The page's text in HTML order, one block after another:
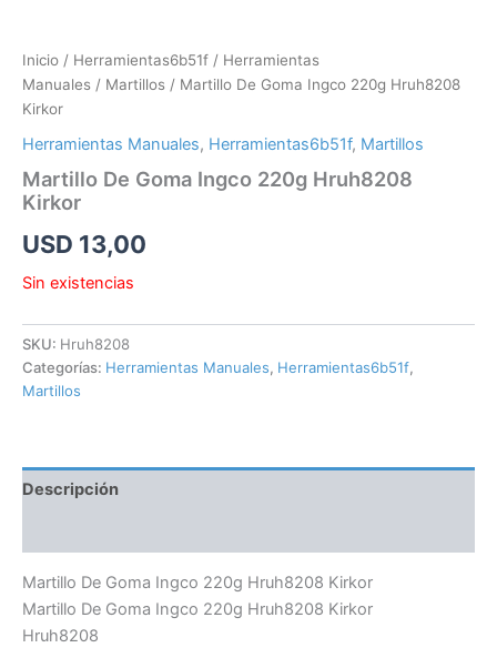
Inicio / Herramientas6b51f / Herramientas
Manuales / Martillos / Martillo De Goma Ingco 220g Hruh8208
Kirkor
Herramientas Manuales, Herramientas6b51f, Martillos
Martillo De Goma Ingco 220g Hruh8208
Kirkor
USD 13,00
Sin existencias
SKU: Hruh8208
Categorías: Herramientas Manuales, Herramientas6b51f,
Martillos
Descripción
Martillo De Goma Ingco 220g Hruh8208 Kirkor
Martillo De Goma Ingco 220g Hruh8208 Kirkor
Hruh8208